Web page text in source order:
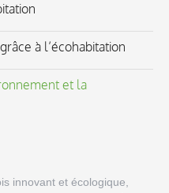
à l’écohabitation
et la
innovant et écologique,